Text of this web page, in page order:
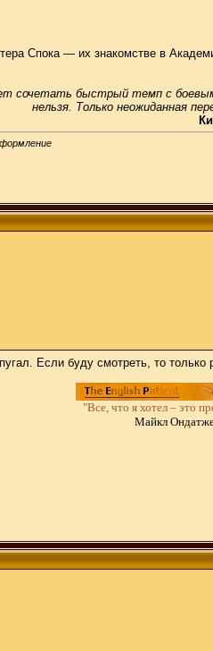
Спока — их знакомстве в
сочетать быстрый темп с
нельзя. Только неожиданная
Если буду смотреть, то
"Все, что я хотел – это
Майкл